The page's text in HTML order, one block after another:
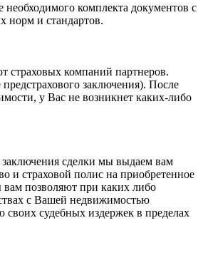
комплекта документов с
норм и стандартов.
страховых компаний партнеров.
заключения). После
у Вас не возникнет каких-либо
заключения сделки мы выдаем вам
и страховой полис на приобретенное
позволяют при каких либо
с Вашей недвижимостью
своих судебных издержек в пределах